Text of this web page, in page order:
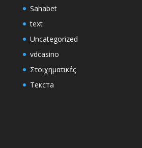
Sahabet
text
Uncategorized
vdcasino
Στοιχηματικές
Текста